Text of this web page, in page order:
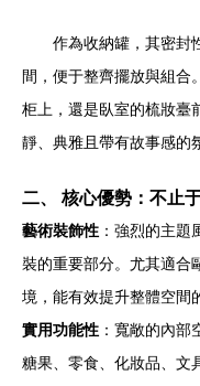
作為收納罐，其密封
間，便于整齊擺放與組合
柜上，還是臥室的梳妝臺
靜、典雅且帶有故事感的
二、 核心優勢：不止
藝術裝飾性 ：強烈的主
裝的重要部分。尤其適合
境，能有效提升整體空間
實用功能性 ：寬敞的內部
糖果、零食、化妝品、文